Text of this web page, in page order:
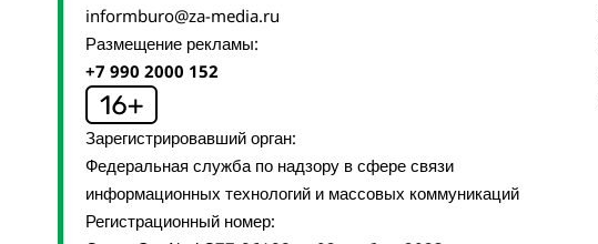
informburo@za-media.ru
Размещение рекламы:
+7 990 2000 152
Зарегистрировавший орган:
Федеральная служба по надзору в сфере связи
информационных технологий и массовых коммуникаций
Регистрационный номер: